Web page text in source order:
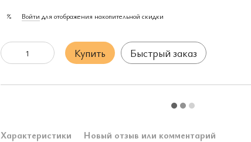
% Войти для отображения накопительной скидки
Купить Быстрый заказ
Характеристики Новый отзыв или комментарий